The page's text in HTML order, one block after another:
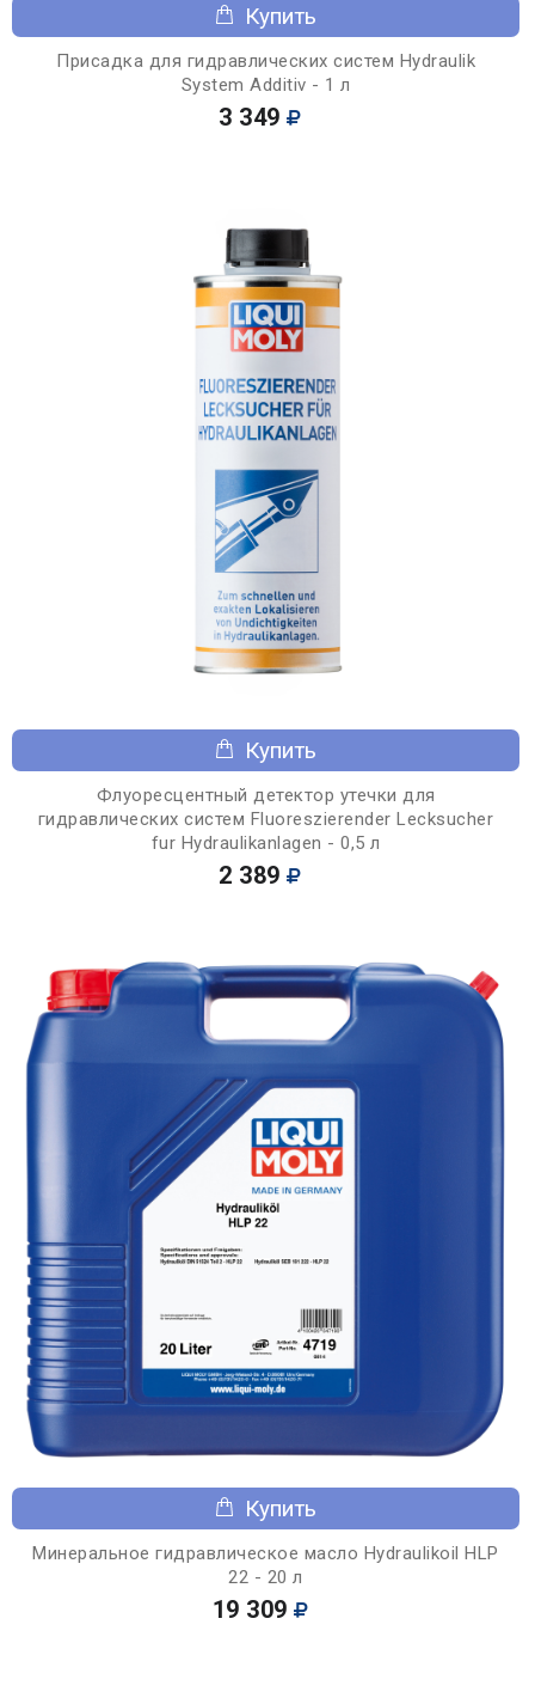
Купить
Присадка для гидравлических систем Hydraulik
System Additiv - 1 л
3 349
Купить
Флуоресцентный детектор утечки для
гидравлических систем Fluoreszierender Lecksucher
fur Hydraulikanlagen - 0,5 л
2 389
Купить
Минеральное гидравлическое масло Hydraulikoil HLP
22 - 20 л
19 309